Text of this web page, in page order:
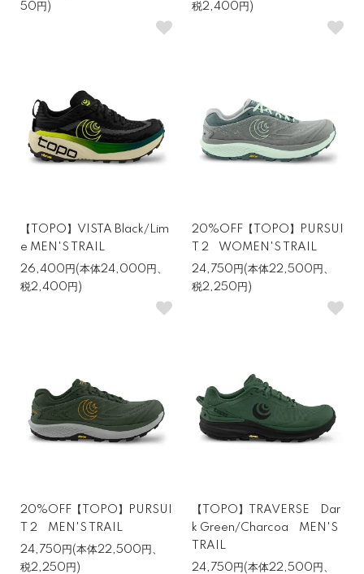
50円)
税2,400円)
【TOPO】VISTA Black/Lim
e MEN'S TRAIL
26,400円(本体24,000円、
税2,400円)
20%OFF【TOPO】PURSUI
T 2 WOMEN'S TRAIL
24,750円(本体22,500円、
税2,250円)
20%OFF【TOPO】PURSUI
T 2 MEN'S TRAIL
24,750円(本体22,500円、
税2,250円)
【TOPO】TRAVERSE Dar
k Green/Charcoa MEN'S
TRAIL
24,750円(本体22,500円、